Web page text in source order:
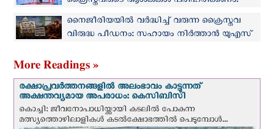
നൈജീരിയന്‍ മെത്രാൻ സമിതി
നൈജീരിയയില്‍ വര്‍ദ്ധിച്ച് വരുന്ന ക്രൈസ്തവ
വിരുദ്ധ പീഡനം: സഹായം നിർത്താൻ യുഎസ്
More Readings »
രക്ഷാപ്രവര്‍ത്തനങ്ങളില്‍ അലംഭാവം കാട്ടുന്നത്
അക്ഷന്തവ്യമായ അപരാധം: കെസിബിസി
കൊച്ചി: ജീവനോപാധിയ്ക്കായി കടലില്‍ പോകുന്ന
മത്സ്യത്തൊഴിലാളികള്‍ കടല്‍ക്ഷോഭത്തില്‍ പെടുമ്പോള്‍...